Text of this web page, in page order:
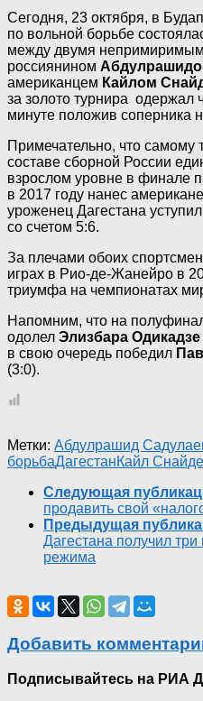
Сегодня, 23 октября, в
по вольной борьбе
между двумя
россиянином
американцем Кайлом
за золото турнира одержал
минуте положив соперника
Примечательно, что самому
составе сборной России
взрослом уровне в финале
в 2017 году нанес
уроженец Дагестана
со счетом 5:6.
За плечами обоих
играх в Рио-де-Жанейро в
триумфа на чемпионатах
Напомним, что на
одолел Элизбара Одикадзе
в свою очередь победил
(3:0).
Метки: Абдулрашид
борьбаДагестанКайл
Следующая
продавить свой
Предыдущая
Дагестана получил три
режима
Добавить
Подписывайтесь на РИА